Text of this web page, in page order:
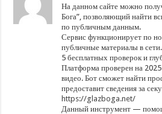
На данном сайте можно
Бога”, позволяющий найти
по публичным данным.
Сервис функционирует по
публичные материалы в
5 бесплатных проверок и
Платформа проверен на
видео. Бот сможет найти
предоставит сведения за
https://glazboga.net/
Данный инструмент —